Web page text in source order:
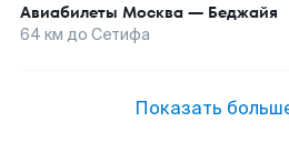
Авиабилеты Москва — Беджайя
64 км до Сетифа
Показать